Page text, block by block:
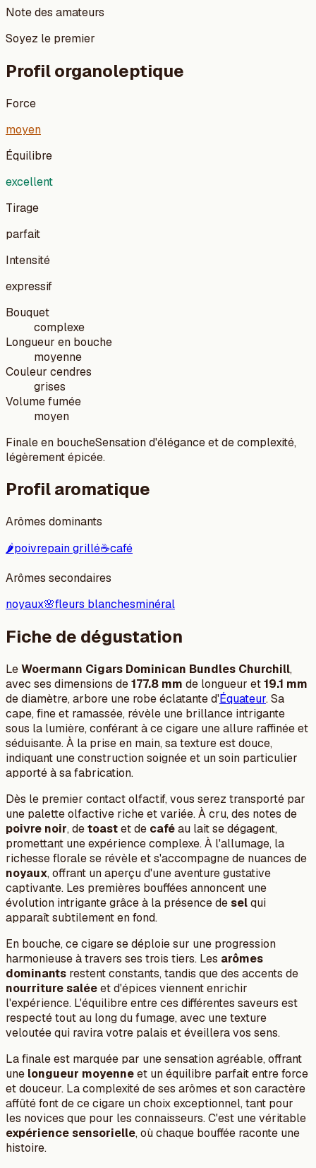
Note des amateurs
Soyez le premier
Profil organoleptique
Force
moyen
Équilibre
excellent
Tirage
parfait
Intensité
expressif
Bouquet
complexe
Longueur en bouche
moyenne
Couleur cendres
grises
Volume fumée
moyen
Finale en boucheSensation d'élégance et de complexité,
légèrement épicée.
Profil aromatique
Arômes dominants
🌶️poivrepain grillé☕café
Arômes secondaires
noyaux🌸fleurs blanchesminéral
Fiche de dégustation
LeWoermann Cigars Dominican Bundles Churchill,
avec ses dimensions de177.8 mm de longueur et19.1 mm
de diamètre, arbore une robe éclatante d'Équateur. Sa
cape, fine et ramassée, révèle une brillance intrigante
sous la lumière, conférant à ce cigare une allure raffinée et
séduisante. À la prise en main, sa texture est douce,
indiquant une construction soignée et un soin particulier
apporté à sa fabrication.
Dès le premier contact olfactif, vous serez transporté par
une palette olfactive riche et variée. À cru, des notes de
poivre noir, detoastet de caféau lait se dégagent,
promettant une expérience complexe. À l'allumage, la
richesse florale se révèle et s'accompagne de nuances de
noyaux, offrant un aperçu d'une aventure gustative
captivante. Les premières bouffées annoncent une
évolution intrigante grâce à la présence deselqui
apparaît subtilement en fond.
En bouche, ce cigare se déploie sur une progression
harmonieuse à travers ses trois tiers. Les arômes
dominants restent constants, tandis que des accents de
nourriture saléeet d'épices viennent enrichir
l'expérience. L'équilibre entre ces différentes saveurs est
respecté tout au long du fumage, avec une texture
veloutée qui ravira votre palais et éveillera vos sens.
La finale est marquée par une sensation agréable, offrant
une longueur moyenneet un équilibre parfait entre force
et douceur. La complexité de ses arômes et son caractère
affûté font de ce cigare un choix exceptionnel, tant pour
les novices que pour les connaisseurs. C'est une véritable
expérience sensorielle, où chaque bouffée raconte une
histoire.